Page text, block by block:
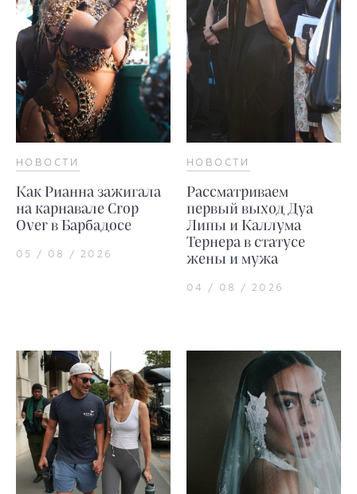
НОВОСТИ
Как Рианна зажигала
на карнавале Crop
Over в Барбадосе
05 / 08 / 2026
НОВОСТИ
Рассматриваем
первый выход Дуа
Липы и Каллума
Тернера в статусе
жены и мужа
04 / 08 / 2026